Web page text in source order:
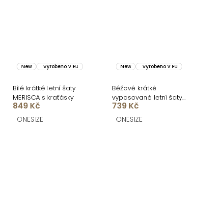
New Vyrobeno v EU
Bílé krátké letní šaty
MERISCA s kraťásky
849 Kč
ONESIZE
New Vyrobeno v EU
Béžové krátké
vypasované letní šaty
BRINELLE na ramínka
739 Kč
ONESIZE